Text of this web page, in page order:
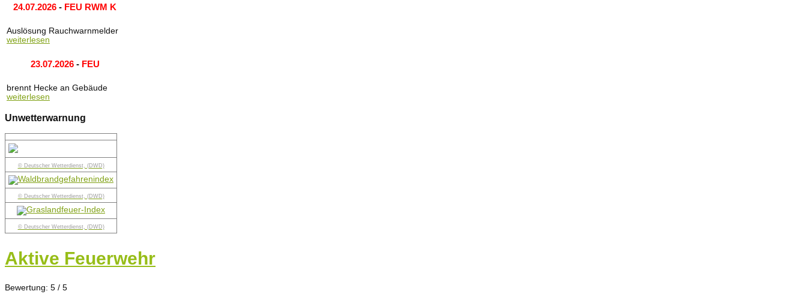
24.07.2026 - FEU RWM K
Auslösung Rauchwarnmelder
weiterlesen
23.07.2026- FEU
brennt Hecke an Gebäude
weiterlesen
Unwetterwarnung
© Deutscher Wetterdienst, (DWD)
© Deutscher Wetterdienst, (DWD)
© Deutscher Wetterdienst, (DWD)
Aktive Feuerwehr
Bewertung: 5 / 5